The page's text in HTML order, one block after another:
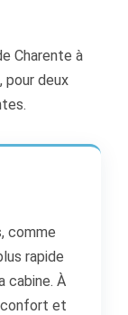
Charente à
pour deux
comme
rapide
cabine. À
confort et